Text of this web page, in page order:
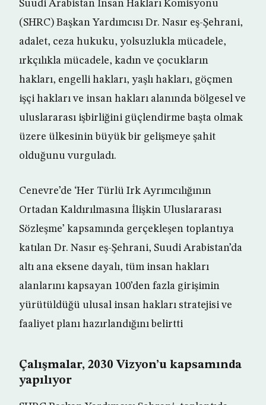
Suudi Arabistan İnsan Hakları Komisyonu
(SHRC) Başkan Yardımcısı Dr. Nasır eş-Şehrani,
adalet, ceza hukuku, yolsuzlukla mücadele,
ırkçılıkla mücadele, kadın ve çocukların
hakları, engelli hakları, yaşlı hakları, göçmen
işçi hakları ve insan hakları alanında bölgesel ve
uluslararası işbirliğini güçlendirme başta olmak
üzere ülkesinin büyük bir gelişmeye şahit
olduğunu vurguladı.
Cenevre’de ‘Her Türlü Irk Ayrımcılığının
Ortadan Kaldırılmasına İlişkin Uluslararası
Sözleşme’ kapsamında gerçekleşen toplantıya
katılan Dr. Nasır eş-Şehrani, Suudi Arabistan’da
altı ana eksene dayalı, tüm insan hakları
alanlarını kapsayan 100’den fazla girişimin
yürütüldüğü ulusal insan hakları stratejisi ve
faaliyet planı hazırlandığını belirtti
Çalışmalar, 2030 Vizyon’u kapsamında
yapılıyor